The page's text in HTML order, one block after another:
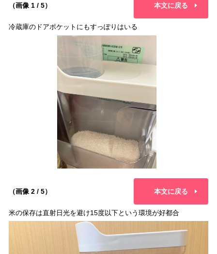
（画像 1 / 5） 本文に戻る
冷蔵庫のドアポケットにもすっぽりはいる
（画像 2 / 5） 本文に戻る
米の保存は直射日光を避け15度以下という環境が好都合